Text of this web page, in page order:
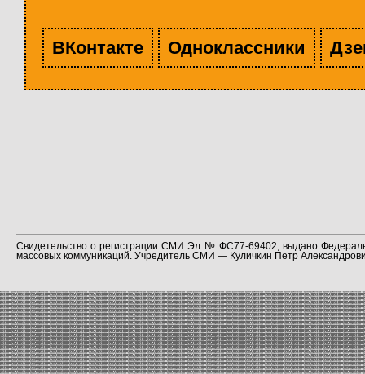
ВКонтакте Одноклассники
Свидетельство о регистрации СМИ Эл № ФС77-69402, выдано
массовых коммуникаций. Учредитель СМИ — Куличкин Петр